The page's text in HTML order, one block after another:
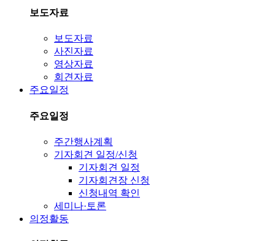
보도자료
보도자료
사진자료
영상자료
회견자료
주요일정
주요일정
주간행사계획
기자회견 일정/신청
기자회견 일정
기자회견장 신청
신청내역 확인
세미나·토론
의정활동